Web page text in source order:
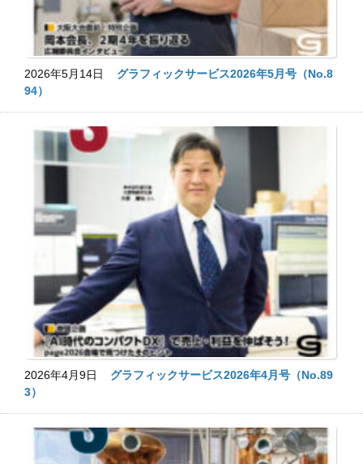
2026年5月14日 グラフィックサービス2026年5月号（No.8
94）
2026年4月9日 グラフィックサービス2026年4月号（No.89
3）